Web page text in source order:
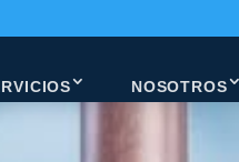
NOSOTROS